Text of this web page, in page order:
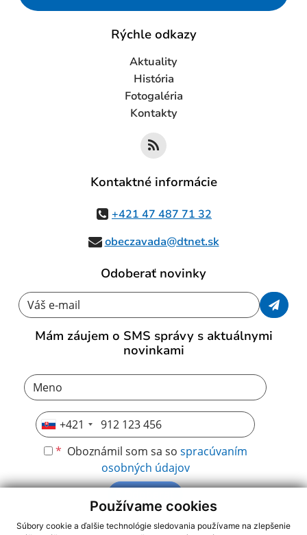
Používame cookies
Súbory cookie a ďalšie technológie sledovania používame na zlepšenie
Rýchle odkazy
Aktuality
História
Fotogaléria
Kontakty
Kontaktné informácie
+421 47 487 71 32
obeczavada@dtnet.sk
Odoberať novinky
Mám záujem o SMS správy s aktuálnymi
novinkami
+421
* Oboznámil som sa so spracúvaním
osobných údajov